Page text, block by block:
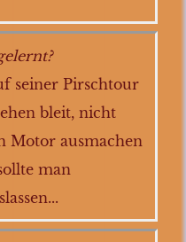
seiner Pirschtour
bleit, nicht
Motor ausmachen
man